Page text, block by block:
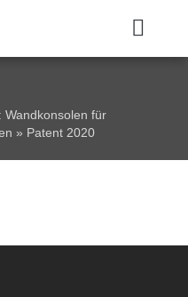
Wandkonsolen für
» Patent 2020